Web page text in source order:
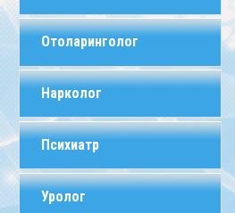
Отоларинголог
Нарколог
Психиатр
Уролог